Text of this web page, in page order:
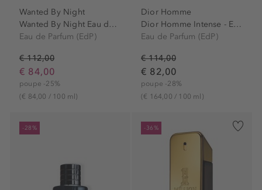
Wanted By Night
Wanted By Night Eau de Parfum
Eau de Parfum (EdP)
€ 112,00
€ 84,00
poupe -25%
(€ 84,00 / 100 ml)
Dior Homme
Dior Homme Intense - Eau de parfum intense
Eau de Parfum (EdP)
€ 114,00
€ 82,00
poupe -28%
(€ 164,00 / 100 ml)
-28% -36%